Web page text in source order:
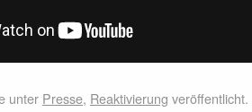
unter Presse, Reaktivierung